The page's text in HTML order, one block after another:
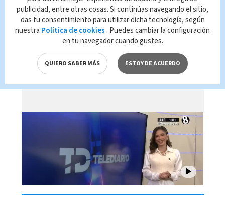
Telediario En Directo con Paula
Brenes, 07 de agosto 2026
publicidad, entre otras cosas. Si continúas navegando el sitio,
das tu consentimiento para utilizar dicha tecnología, según
nuestra Política de cookies . Puedes cambiar la configuración
en tu navegador cuando gustes.
QUIERO SABER MÁS ESTOY DE ACUERDO